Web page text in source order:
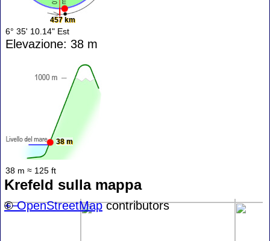
457 km
6° 35' 10.14" Est
Elevazione: 38 m
38 m
38 m ≈ 125 ft
Krefeld sulla mappa
+−
©OpenStreetMapcontributors